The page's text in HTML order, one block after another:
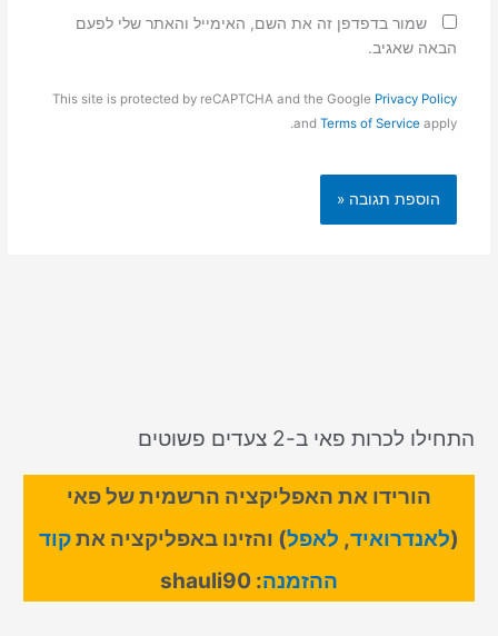
שמור בדפדפן זה את השם, האימייל והאתר שלי לפעם
הבאה שאגיב.
This site is protected by reCAPTCHA and the Google Privacy Policy
andTerms of Service apply.
התחילו לכרות פאי ב-2 צעדים פשוטים
הורידו את האפליקציה הרשמית של פאי
(לאנדרואיד, לאפל) והזינו באפליקציה אתקוד
ההזמנה: shauli90